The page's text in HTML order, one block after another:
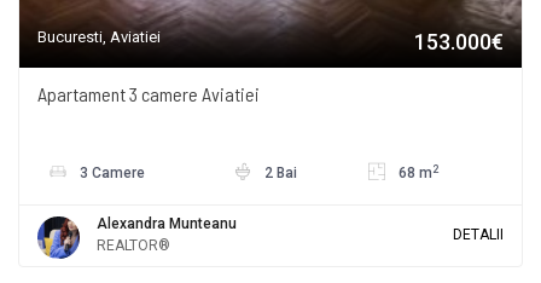
Bucuresti, Aviatiei 153.000€
Apartament 3 camere Aviatiei
3 Camere 2 Bai 68 m 2
Alexandra Munteanu
REALTOR®
DETALII